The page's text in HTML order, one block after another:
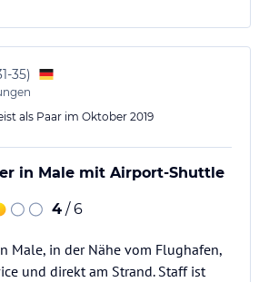
führte war vollgestellt mit
35)
als Paar im Oktober 2019
in Male mit Airport-Shuttle
4 / 6
Male, in der Nähe vom Flughafen,
und direkt am Strand. Staff ist